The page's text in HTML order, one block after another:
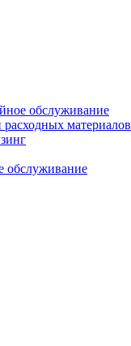
обслуживание
расходных материалов
обслуживание